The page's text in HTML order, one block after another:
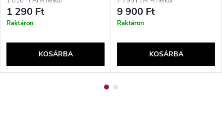
1 290 Ft
Raktáron
KOSÁRBA
9 900 Ft
Raktáron
KOSÁRBA